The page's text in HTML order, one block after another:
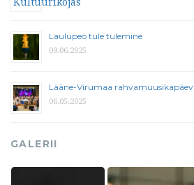
Laulupeo tule tulemine
09.06.2025
Lääne-Virumaa rahvamuusikapäev
06.05.2025
GALERII